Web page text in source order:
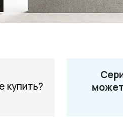
купить?
Белорусская
г. Москва, ул.
Телефон: +7 495